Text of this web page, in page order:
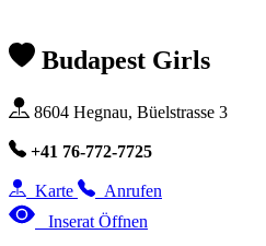
Budapest Girls
8604 Hegnau, Büelstrasse 3
+41 76-772-7725
Karte
Anrufen
Inserat Öffnen